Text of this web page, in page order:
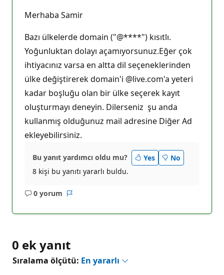
Merhaba Samir
Bazı ülkelerde domain ("@****") kısıtlı.
Yoğunluktan dolayı açamıyorsunuz.Eğer çok
ihtiyacınız varsa en altta dil seçeneklerinden
ülke değiştirerek domain'i @live.com'a yeteri
kadar boşluğu olan bir ülke seçerek kayıt
oluşturmayı deneyin. Dilerseniz şu anda
kullanmış olduğunuz mail adresine Diğer Ad
ekleyebilirsiniz.
Bu yanıt yardımcı oldu mu? Yes
No
8 kişi bu yanıtı yararlı buldu.
0 yorum
Açıklama
0 ek yanıt
Sıralama ölçütü: En yararlı